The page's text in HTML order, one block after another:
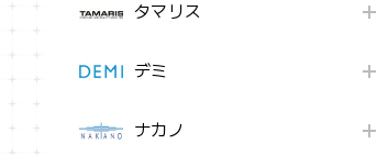
タマリス
デミ
ナカノ